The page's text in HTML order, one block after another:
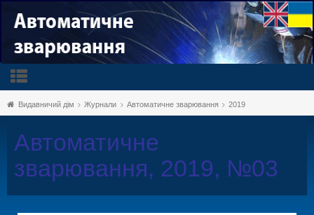
Видавничий дім Журнали Автоматичне зварювання 2019
Автоматичне
зварювання, 2019, №03